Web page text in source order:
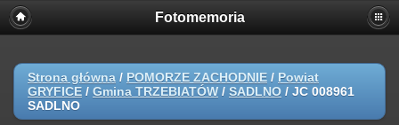
Fotomemoria
Strona główna / POMORZE ZACHODNIE / Powiat
GRYFICE / Gmina TRZEBIATÓW / SADLNO / JC 008961
SADLNO